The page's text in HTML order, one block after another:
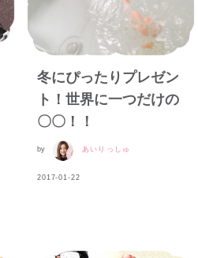
冬にぴったりプレゼン
ト！世界に一つだけの
〇〇！！
by あいりっしゅ
2017-01-22